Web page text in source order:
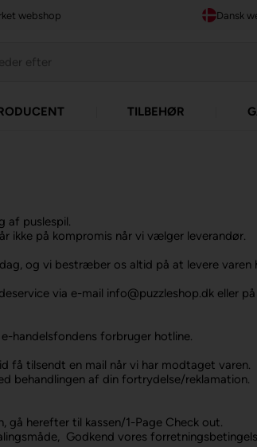
webshop Dansk
TILBEHØR
af puslespil.
ikke på kompromis når vi vælger leverandør.
og vi bestræber os altid på at levere varen
via e-mail info@puzzleshop.dk eller
handelsfondens forbruger hotline.
få tilsendt en mail når vi har modtaget varen.
behandlingen af din fortrydelse/reklamation.
herefter til kassen/1-Page Check out.
Godkend vores